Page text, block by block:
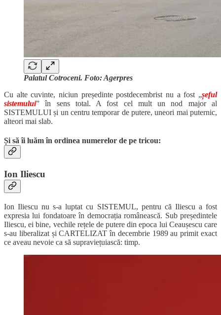
Palatul Cotroceni. Foto: Agerpres
Cu alte cuvinte, niciun președinte postdecembrist nu a fost „șeful
sistemului” în sens total. A fost cel mult un nod major al
SISTEMULUI și un centru temporar de putere, uneori mai puternic,
alteori mai slab.
Și să îi luăm în ordinea numerelor de pe tricou:
Ion Iliescu
Ion Iliescu nu s-a luptat cu SISTEMUL, pentru că Iliescu a fost
expresia lui fondatoare în democrația românească. Sub președintele
Iliescu, ei bine, vechile rețele de putere din epoca lui Ceaușescu care
s-au liberalizat și CARTELIZAT în decembrie 1989 au primit exact
ce aveau nevoie ca să supraviețuiască: timp.